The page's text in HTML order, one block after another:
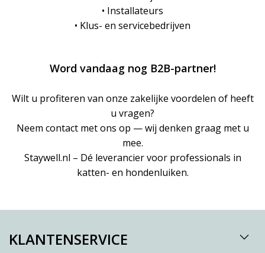
• Installateurs
• Klus- en servicebedrijven
Word vandaag nog B2B-partner!
Wilt u profiteren van onze zakelijke voordelen of heeft
u vragen?
Neem contact met ons op — wij denken graag met u
mee.
Staywell.nl – Dé leverancier voor professionals in
katten- en hondenluiken.
KLANTENSERVICE